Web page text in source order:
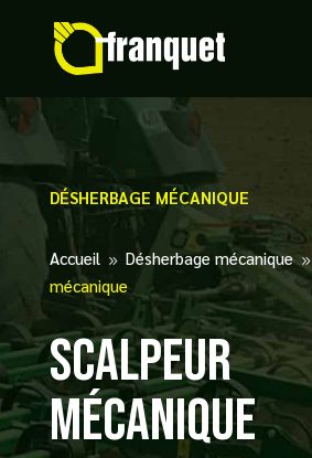
DÉSHERBAGE MÉCANIQUE
Accueil 9 Désherbage mécanique 9
mécanique
Scalpeur
mécanique